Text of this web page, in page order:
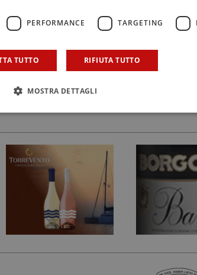
Salvatore Martinico dell’azienda Benanti.
nel ruolo di Direttore per il
PERFORMANCE TARGETING
TUTTO RIFIUTA TUTTO
MOSTRA DETTAGLI